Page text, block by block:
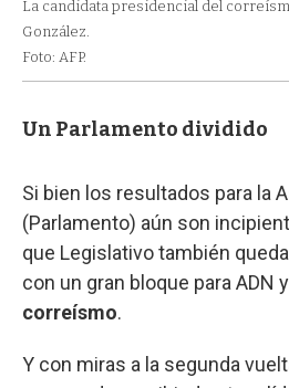
La candidata presidencial del
González.
Foto: AFP.
Un Parlamento dividido
Si bien los resultados para la
(Parlamento) aún son
que Legislativo también
con un gran bloque para ADN
correísmo.
Y con miras a la segunda